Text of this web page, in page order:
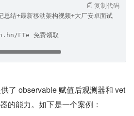
总结+最新移动架构视频+大厂安卓面试真题+
FTe 免费领取
复制代码
了 observable 赋值后观测器和 vet
的能力。如下是一个案例：